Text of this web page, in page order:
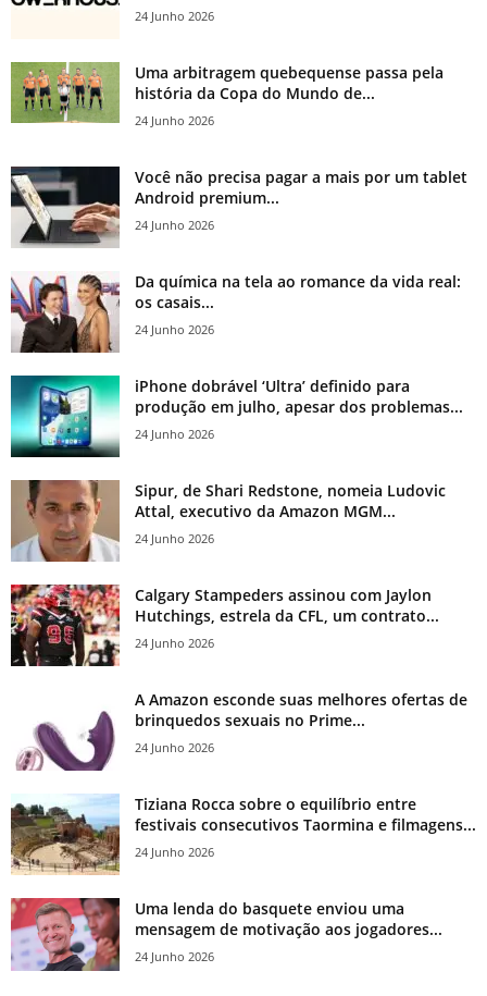
24 Junho 2026
Uma arbitragem quebequense passa pela
história da Copa do Mundo de...
24 Junho 2026
Você não precisa pagar a mais por um tablet
Android premium...
24 Junho 2026
Da química na tela ao romance da vida real:
os casais...
24 Junho 2026
iPhone dobrável ‘Ultra’ definido para
produção em julho, apesar dos problemas...
24 Junho 2026
Sipur, de Shari Redstone, nomeia Ludovic
Attal, executivo da Amazon MGM...
24 Junho 2026
Calgary Stampeders assinou com Jaylon
Hutchings, estrela da CFL, um contrato...
24 Junho 2026
A Amazon esconde suas melhores ofertas de
brinquedos sexuais no Prime...
24 Junho 2026
Tiziana Rocca sobre o equilíbrio entre
festivais consecutivos Taormina e filmagens...
24 Junho 2026
Uma lenda do basquete enviou uma
mensagem de motivação aos jogadores...
24 Junho 2026